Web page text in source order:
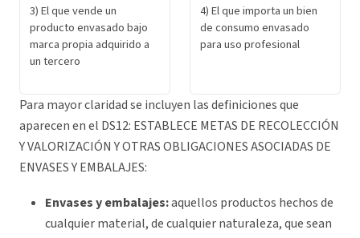
3) El que vende un
producto envasado bajo
marca propia adquirido a
un tercero
4) El que importa un bien
de consumo envasado
para uso profesional
Para mayor claridad se incluyen las definiciones que
aparecen en el DS12: ESTABLECE METAS DE RECOLECCIÓN
Y VALORIZACIÓN Y OTRAS OBLIGACIONES ASOCIADAS DE
ENVASES Y EMBALAJES:
Envases y embalajes:aquellos productos hechos de
cualquier material, de cualquier naturaleza, que sean